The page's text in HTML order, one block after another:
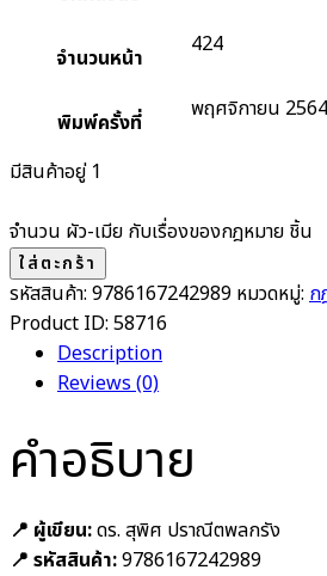
จำนวนหน้า 424
พิมพ์ครั้งที่ พฤศจิกายน 2564
มีสินค้าอยู่ 1
จำนวน ผัว-เมีย กับเรื่องของกฎหมาย ชิ้น
ใส่ตะกร้า
รหัสสินค้า: 9786167242989 หมวดหมู่: ก
Product ID: 58716
Description
Reviews (0)
คำอธิบาย
📍 ผู้เขียน:ดร. สุพิศ ปราณีตพลกรัง
📍 รหัสสินค้า:9786167242989